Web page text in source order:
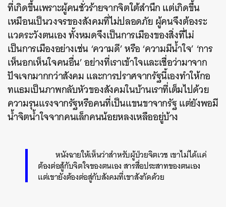
ที่เกิดขึ้นเพราะผู้คนชั่วร้ายจากจิตใต้สำนึก แต่เกิดขึ้น
เหมือนเป็นวงจรของสังคมที่ไม่ปลอดภัย ผู้คนจึงต้องระ
แวดระวังตนเองทั้งหมดจึงเป็นการเมืองของสิ่งที่ไม่
เป็นการเมืองอย่างเช่น ‘ความดี’ หรือ ‘ความมีน้ำใจ’ ‘การ
เห็นอกเห็นใจคนอื่น’ อย่างที่เราเข้าใจและเชื่อว่ามาจาก
ปัจเจกมากกว่าสังคมและการปราศจากรัฐนี้เองทำให้กอ
ทแธมเป็นภาพกลับหัวของสังคมในบ้านเราที่เต็มไปด้วย
ความรุนแรงจากรัฐหรือคนที่เป็นแขนขาจากรัฐ แต่ยังพอมี
น้ำจิตน้ำใจจากคนเล็กคนน้อยหลงเหลืออยู่บ้าง
หนังฉายให้เห็นว่าสำหรับผู้ป่วยจิตเวช เขาไม่ได้แค่
ต้องต่อสู้กับจิตใจของตนเอง สารสื่อประสาทของตนเอง
แต่เขายังต้องต่อสู่กับสังคมที่เขาสังกัดด้วย